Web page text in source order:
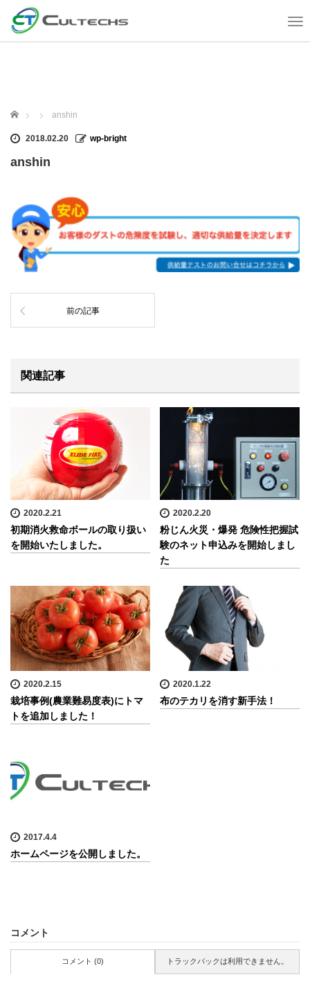
T
o
ホーム anshin
2018.02.20 wp-bright
anshin
前の記事
関連記事
2020.2.21
初期消火救命ボールの取り扱い
を開始いたしました。
2020.2.20
粉じん火災・爆発 危険性把握試
験のネット申込みを開始しまし
た
2020.2.15
栽培事例(農業難易度表)にトマ
トを追加しました！
2020.1.22
布のテカリを消す新手法！
2017.4.4
ホームページを公開しました。
コメント
コメント (0) トラックバックは利用できません。